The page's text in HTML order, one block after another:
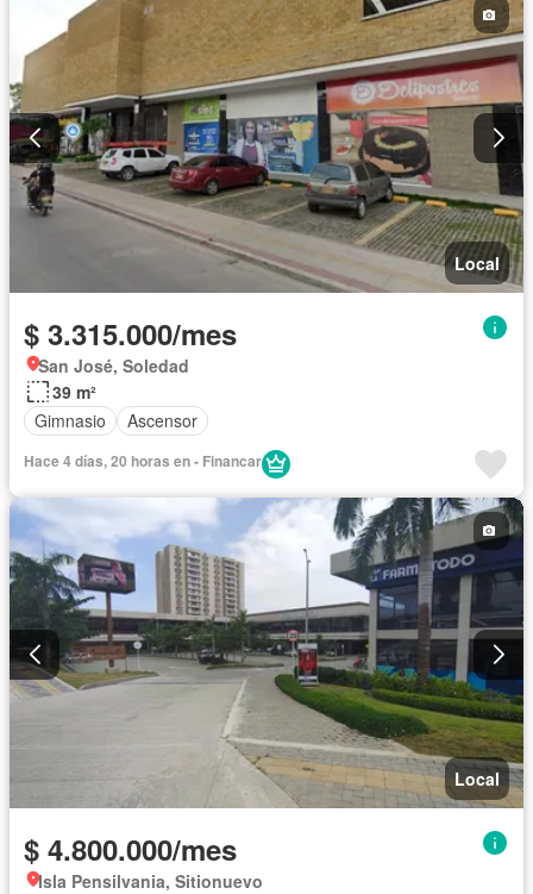
Local
$ 3.315.000/mes
San José, Soledad
39 m²
Gimnasio
Ascensor
Hace 4 días, 20 horas en - Financar
Local
$ 4.800.000/mes
Isla Pensilvania, Sitionuevo